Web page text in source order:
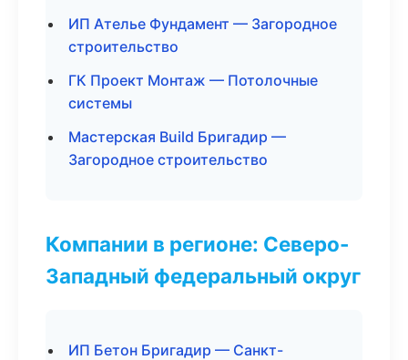
ИП Ателье Фундамент — Загородное
строительство
ГК Проект Монтаж — Потолочные
системы
Мастерская Build Бригадир —
Загородное строительство
Компании в регионе: Северо-
Западный федеральный округ
ИП Бетон Бригадир — Санкт-